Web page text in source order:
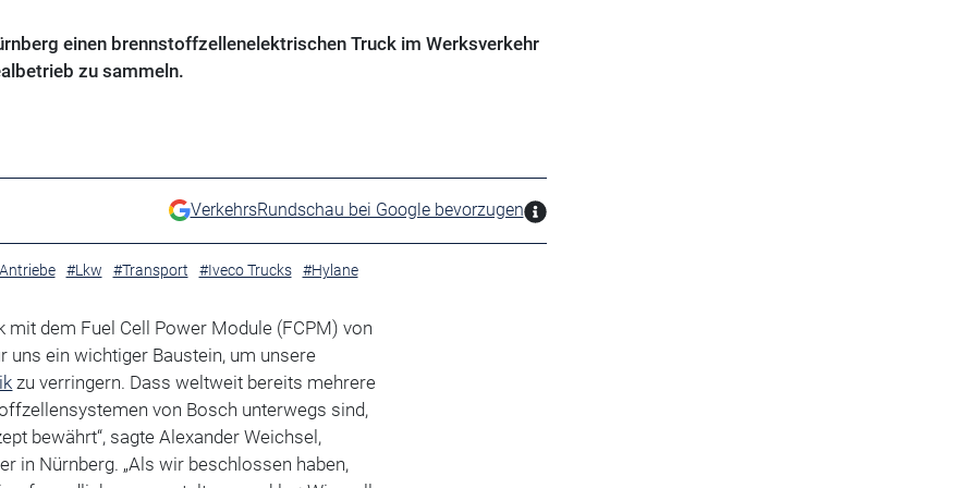
einen brennstoffzellenelektrischen Truck im Werksverkehr
zu sammeln.
VerkehrsRundschau bei Google bevorzugen
#Lkw #Transport #Iveco Trucks #Hylane
mit dem Fuel Cell Power Module (FCPM) von
uns ein wichtiger Baustein, um unsere
zu verringern. Dass weltweit bereits mehrere
von Bosch unterwegs sind,
bewährt“, sagte Alexander Weichsel,
in Nürnberg. „Als wir beschlossen haben,